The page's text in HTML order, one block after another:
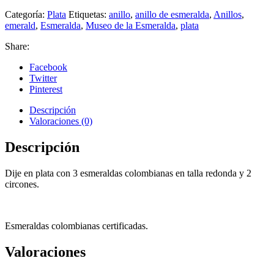
Categoría: Plata Etiquetas: anillo, anillo de esmeralda, Anillos,
emerald, Esmeralda, Museo de la Esmeralda, plata
Share:
Facebook
Twitter
Pinterest
Descripción
Valoraciones (0)
Descripción
Dije en plata con 3 esmeraldas colombianas en talla redonda y 2
circones.
Esmeraldas colombianas certificadas.
Valoraciones